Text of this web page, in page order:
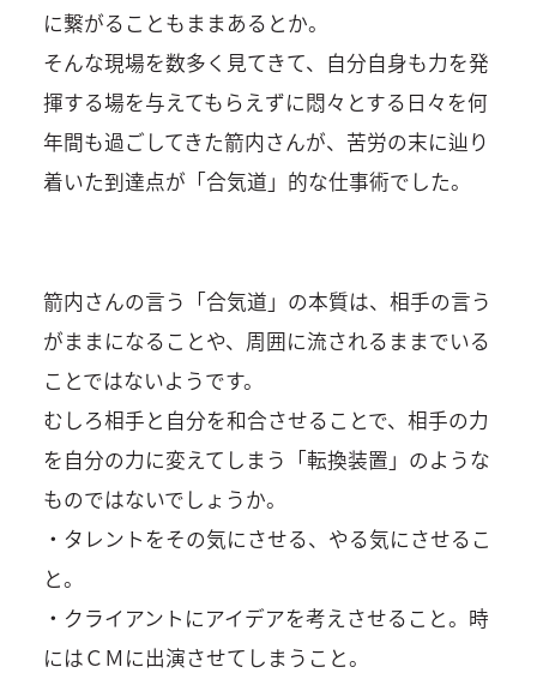
に繋がることもままあるとか。
そんな現場を数多く見てきて、自分自身も力を発
揮する場を与えてもらえずに悶々とする日々を何
年間も過ごしてきた箭内さんが、苦労の末に辿り
着いた到達点が「合気道」的な仕事術でした。
箭内さんの言う「合気道」の本質は、相手の言う
がままになることや、周囲に流されるままでいる
ことではないようです。
むしろ相手と自分を和合させることで、相手の力
を自分の力に変えてしまう「転換装置」のような
ものではないでしょうか。
・タレントをその気にさせる、やる気にさせるこ
と。
・クライアントにアイデアを考えさせること。時
にはＣＭに出演させてしまうこと。